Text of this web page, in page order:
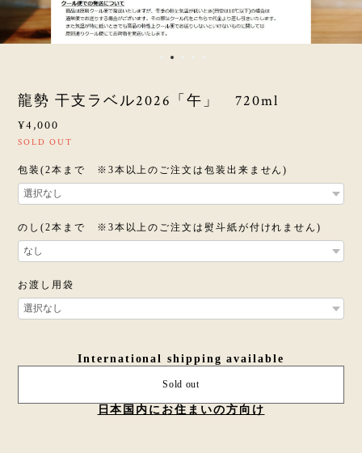
龍勢 干支ラベル2026「午」 720ml
¥4,000
SOLD OUT
包装(2本まで ※3本以上のご注文は包装出来ません)
のし(2本まで ※3本以上のご注文は熨斗紙が付けれません)
お渡し用袋
International shipping available
Sold out
日本国内にお住まいの方向け